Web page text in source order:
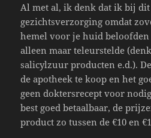
Al met al, ik denk dat ik bij
gezichtsverzorging omdat
hemel voor je huid
alleen maar teleurstelde
salicylzuur producten e.d.).
de apotheek te koop en het
geen doktersrecept voor
best goed betaalbaar, de
product zo tussen de €10 en